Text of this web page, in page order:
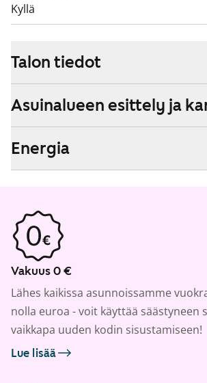
Kyllä
Talon tiedot
Asuinalueen esittely ja
Energia
Vakuus 0 €
Lähes kaikissa asunnoissamme
nolla euroa - voit käyttää säästyneen
vaikkapa uuden kodin sisustamiseen!
Lue lisää